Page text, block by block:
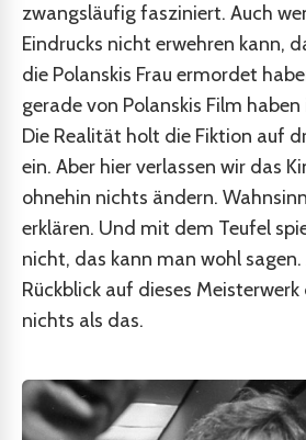
zwangsläufig fasziniert. Auch
Eindrucks nicht erwehren kann,
die Polanskis Frau ermordet
gerade von Polanskis Film
Die Realität holt die Fiktion auf
ein. Aber hier verlassen wir das
ohnehin nichts ändern.
erklären. Und mit dem Teufel
nicht, das kann man wohl
Rückblick auf dieses Meisterwerk
nichts als das.